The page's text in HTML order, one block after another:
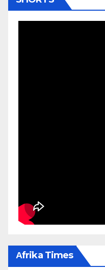
Αfrika Times